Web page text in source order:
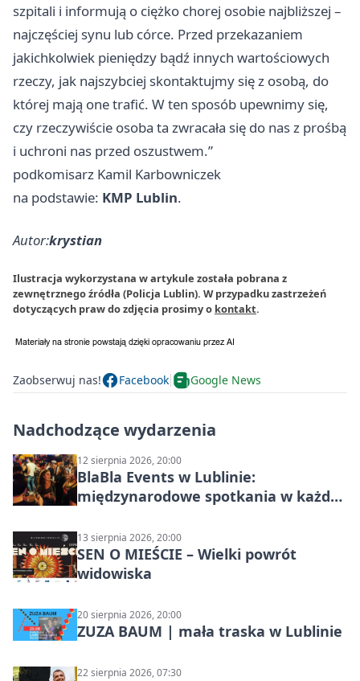
szpitali i informują o ciężko chorej osobie najbliższej –
najczęściej synu lub córce. Przed przekazaniem
jakichkolwiek pieniędzy bądź innych wartościowych
rzeczy, jak najszybciej skontaktujmy się z osobą, do
której mają one trafić. W ten sposób upewnimy się,
czy rzeczywiście osoba ta zwracała się do nas z prośbą
i uchroni nas przed oszustwem.”
podkomisarz Kamil Karbowniczek
na podstawie: KMP Lublin.
Autor:krystian
Ilustracja wykorzystana w artykule została pobrana z
zewnętrznego źródła (Policja Lublin). W przypadku zastrzeżeń
dotyczących praw do zdjęcia prosimy o kontakt.
Zaobserwuj nas! Facebook Google News
Nadchodzące wydarzenia
12 sierpnia 2026, 20:00
BlaBla Events w Lublinie:
międzynarodowe spotkania w każdą
13 sierpnia 2026, 20:00
SEN O MIEŚCIE – Wielki powrót
widowiska
20 sierpnia 2026, 20:00
ZUZA BAUM | mała traska w Lublinie
22 sierpnia 2026, 07:30